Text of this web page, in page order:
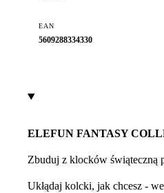
EAN
5609288334330
ELEFUN FANTASY
Zbuduj z klocków świąteczną
Ukłądaj kolcki, jak chcesz -